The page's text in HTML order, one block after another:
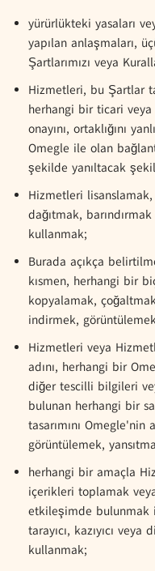
yürürlükteki yasaları
yapılan anlaşmaları,
Şartlarımızı veya
Hizmetleri, bu Şartlar
herhangi bir ticari
onayını, ortaklığını
Omegle ile olan
şekilde yanıltacak
Hizmetleri
dağıtmak,
kullanmak;
Burada açıkça
kısmen, herhangi bir
kopyalamak,
indirmek,
Hizmetleri veya
adını, herhangi bir
diğer tescilli bilgileri
bulunan herhangi bir
tasarımını Omegle'nin
görüntülemek,
herhangi bir amaçla
içerikleri toplamak
etkileşimde bulunmak
tarayıcı, kazıyıcı
kullanmak;